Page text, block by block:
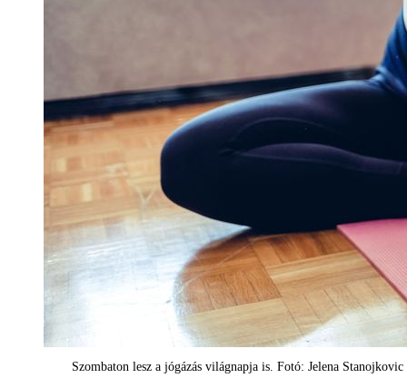
Szombaton lesz a jógázás világnapja is. Fotó: Jelena